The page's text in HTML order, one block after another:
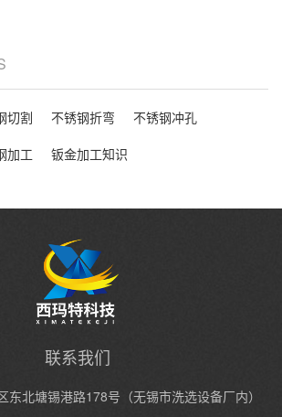
切割 不锈钢折弯
不锈钢冲孔
加工 钣金加工知识
联系我们
东北塘锡港路178号（无锡市洗选设备厂内）